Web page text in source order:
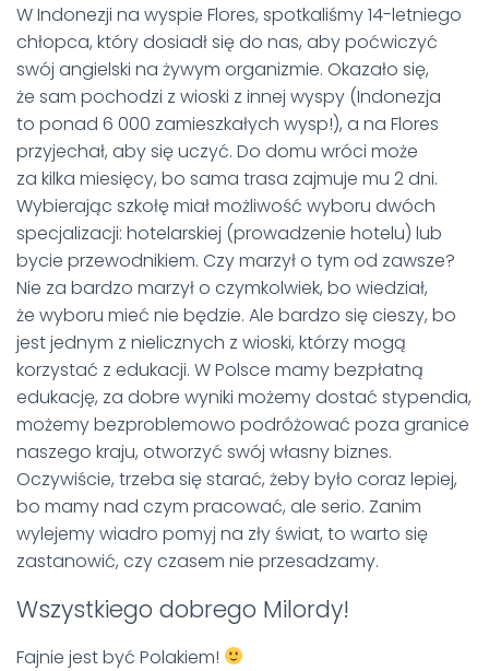
W Indonezji na wyspie Flores, spotkaliśmy 14-letniego
chłopca, który dosiadł się do nas, aby poćwiczyć
swój angielski na żywym organizmie. Okazało się,
że sam pochodzi z wioski z innej wyspy (Indonezja
to ponad 6 000 zamieszkałych wysp!), a na Flores
przyjechał, aby się uczyć. Do domu wróci może
za kilka miesięcy, bo sama trasa zajmuje mu 2 dni.
Wybierając szkołę miał możliwość wyboru dwóch
specjalizacji: hotelarskiej (prowadzenie hotelu) lub
bycie przewodnikiem. Czy marzył o tym od zawsze?
Nie za bardzo marzył o czymkolwiek, bo wiedział,
że wyboru mieć nie będzie. Ale bardzo się cieszy, bo
jest jednym z nielicznych z wioski, którzy mogą
korzystać z edukacji. W Polsce mamy bezpłatną
edukację, za dobre wyniki możemy dostać stypendia,
możemy bezproblemowo podróżować poza granice
naszego kraju, otworzyć swój własny biznes.
Oczywiście, trzeba się starać, żeby było coraz lepiej,
bo mamy nad czym pracować, ale serio. Zanim
wylejemy wiadro pomyj na zły świat, to warto się
zastanowić, czy czasem nie przesadzamy.
Wszystkiego dobrego Milordy!
Fajnie jest być Polakiem!